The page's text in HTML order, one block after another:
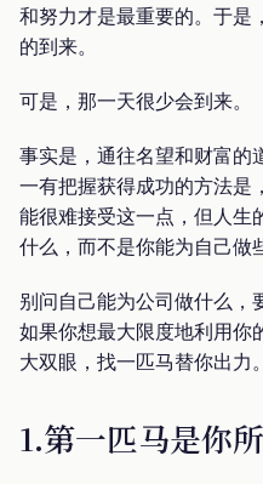
和努力才是最重要的。于是
的到来。
可是，那一天很少会到来。
事实是，通往名望和财富的
一有把握获得成功的方法是
能很难接受这一点，但人生
什么，而不是你能为自己做
别问自己能为公司做什么，
如果你想最大限度地利用你
大双眼，找一匹马替你出力。
1.第一匹马是你